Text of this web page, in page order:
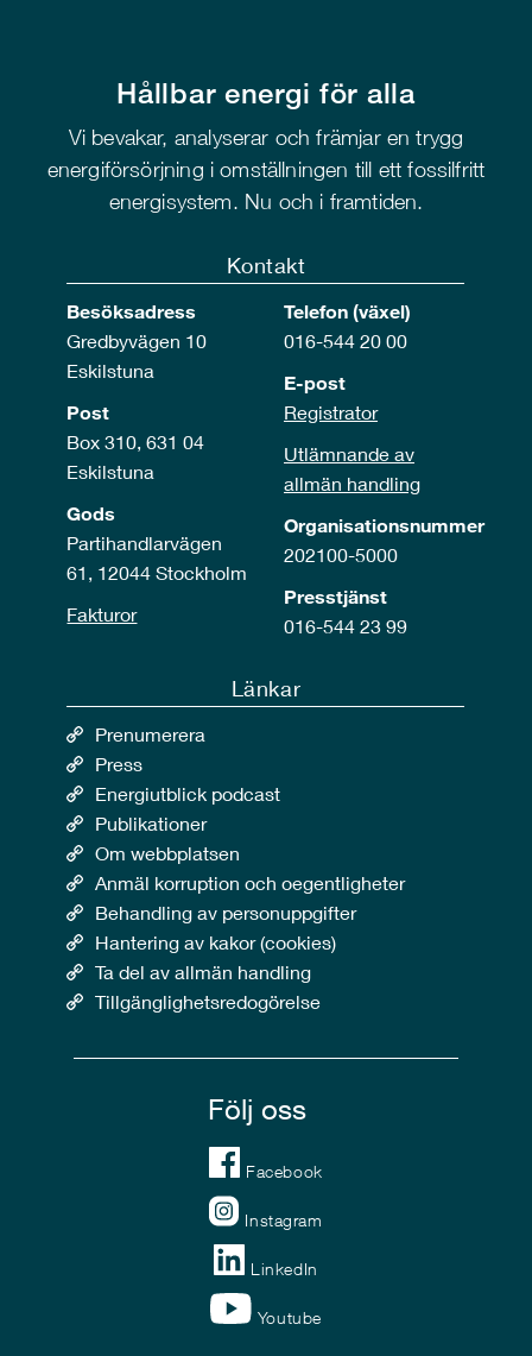
Hållbar energi för alla
Vi bevakar, analyserar och främjar en trygg
energiförsörjning i omställningen till ett fossilfritt
energisystem. Nu och i framtiden.
Kontakt
Besöksadress
Gredbyvägen 10
Eskilstuna
Post
Box 310, 631 04
Eskilstuna
Gods
Partihandlarvägen
61, 12044 Stockholm
Fakturor
Telefon (växel)
016-544 20 00
E-post
Registrator
Utlämnande av
allmän handling
Organisationsnummer
202100-5000
Presstjänst
016-544 23 99
Länkar
Prenumerera
Press
Energiutblick podcast
Publikationer
Om webbplatsen
Anmäl korruption och oegentligheter
Behandling av personuppgifter
Hantering av kakor (cookies)
Ta del av allmän handling
Tillgänglighetsredogörelse
Följ oss
Facebook
Instagram
LinkedIn
Youtube